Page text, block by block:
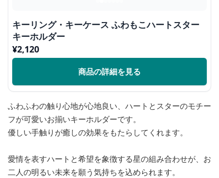
キーリング・キーケース ふわもこハートスター
キーホルダー
¥2,120
商品の詳細を見る
ふわふわの触り心地が心地良い、ハートとスターのモチー
フが可愛いお揃いキーホルダーです。
優しい手触りが癒しの効果をもたらしてくれます。
愛情を表すハートと希望を象徴する星の組み合わせが、お
二人の明るい未来を願う気持ちを込められます。